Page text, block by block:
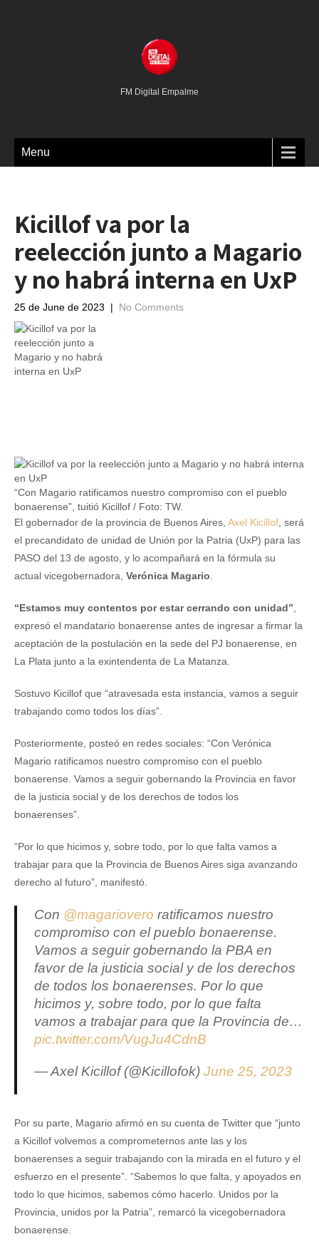
FM Digital Empalme
Menu
Kicillof va por la
reelección junto a Magario
y no habrá interna en UxP
25 de June de 2023 | No Comments
“Con Magario ratificamos nuestro compromiso con el pueblo
bonaerense”, tuitió Kicillof / Foto: TW.
El gobernador de la provincia de Buenos Aires, Axel Kicillof , será
el precandidato de unidad de Unión por la Patria (UxP) para las
PASO del 13 de agosto, y lo acompañará en la fórmula su
actual vicegobernadora, Verónica Magario
“Estamos muy contentos por estar cerrando con unidad”
expresó el mandatario bonaerense antes de ingresar a firmar la
aceptación de la postulación en la sede del PJ bonaerense, en
La Plata junto a la exintendenta de La Matanza.
Sostuvo Kicillof que “atravesada esta instancia, vamos a seguir
trabajando como todos los días”.
Posteriormente, posteó en redes sociales: “Con Verónica
Magario ratificamos nuestro compromiso con el pueblo
bonaerense. Vamos a seguir gobernando la Provincia en favor
de la justicia social y de los derechos de todos los
bonaerenses”.
“Por lo que hicimos y, sobre todo, por lo que falta vamos a
trabajar para que la Provincia de Buenos Aires siga avanzando
derecho al futuro”, manifestó.
Con @magariovero ratificamos nuestro
compromiso con el pueblo bonaerense.
Vamos a seguir gobernando la PBA en
favor de la justicia social y de los derechos
de todos los bonaerenses. Por lo que
hicimos y, sobre todo, por lo que falta
vamos a trabajar para que la Provincia de…
pic.twitter.com/VugJu4CdnB
— Axel Kicillof (@Kicillofok) June 25, 2023
Por su parte, Magario afirmó en su cuenta de Twitter que “junto
a Kicillof volvemos a comprometernos ante las y los
bonaerenses a seguir trabajando con la mirada en el futuro y el
esfuerzo en el presente”. “Sabemos lo que falta, y apoyados en
todo lo que hicimos, sabemos cómo hacerlo. Unidos por la
Provincia, unidos por la Patria”, remarcó la vicegobernadora
bonaerense.